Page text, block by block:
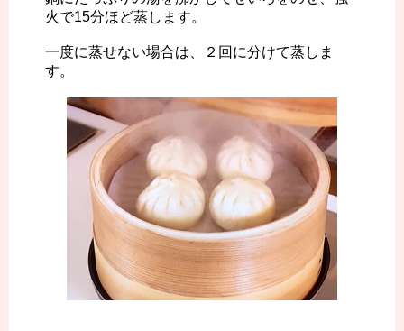
火で15分ほど蒸します。
一度に蒸せない場合は、２回に分けて蒸しま
す。